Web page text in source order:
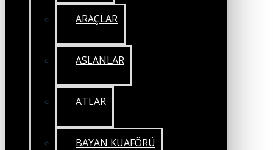
ARAÇLAR
ASLANLAR
ATLAR
BAYAN KUAFÖRÜ